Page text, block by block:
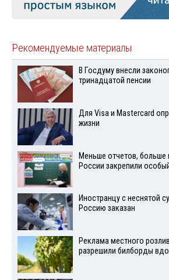
Рекомендуемые материалы
В Госдуму внесли
тринадцатой пенсии
Для Visа и Mastercard
жизни
Меньше отчетов,
России закрепили
Иностранцу с неснятой
Россию заказан
Реклама местного
разрешили билборды